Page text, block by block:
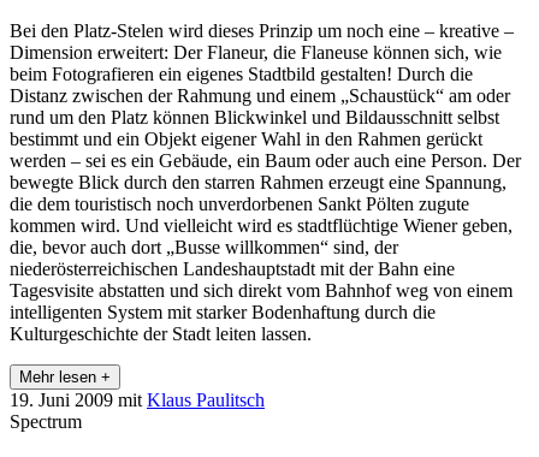
Bei den Platz-Stelen wird dieses Prinzip um noch eine – kreative –
Dimension erweitert: Der Flaneur, die Flaneuse können sich, wie
beim Fotografieren ein eigenes Stadtbild gestalten! Durch die
Distanz zwischen der Rahmung und einem „Schaustück“ am oder
rund um den Platz können Blickwinkel und Bildausschnitt selbst
bestimmt und ein Objekt eigener Wahl in den Rahmen gerückt
werden – sei es ein Gebäude, ein Baum oder auch eine Person. Der
bewegte Blick durch den starren Rahmen erzeugt eine Spannung,
die dem touristisch noch unverdorbenen Sankt Pölten zugute
kommen wird. Und vielleicht wird es stadtflüchtige Wiener geben,
die, bevor auch dort „Busse willkommen“ sind, der
niederösterreichischen Landeshauptstadt mit der Bahn eine
Tagesvisite abstatten und sich direkt vom Bahnhof weg von einem
intelligenten System mit starker Bodenhaftung durch die
Kulturgeschichte der Stadt leiten lassen.
Mehr lesen +
19. Juni 2009 mit Klaus Paulitsch
Spectrum